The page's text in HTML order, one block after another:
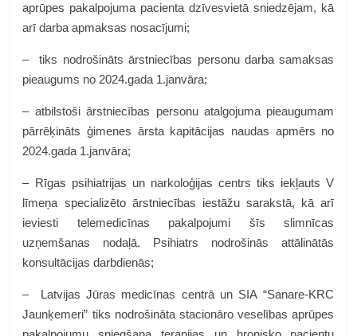
aprūpes pakalpojuma pacienta dzīvesvietā sniedzējam, kā
arī darba apmaksas nosacījumi;
– tiks nodrošināts ārstniecības personu darba samaksas
pieaugums no 2024.gada 1.janvāra;
– atbilstoši ārstniecības personu atalgojuma pieaugumam
pārrēķināts ģimenes ārsta kapitācijas naudas apmērs no
2024.gada 1.janvāra;
– Rīgas psihiatrijas un narkoloģijas centrs tiks iekļauts V
līmeņa specializēto ārstniecības iestāžu sarakstā, kā arī
ieviesti telemedicīnas pakalpojumi šīs slimnīcas
uzņemšanas nodaļā. Psihiatrs nodrošinās attālinātās
konsultācijas darbdienās;
– Latvijas Jūras medicīnas centrā un SIA “Sanare-KRC
Jaunķemeri” tiks nodrošināta stacionāro veselības aprūpes